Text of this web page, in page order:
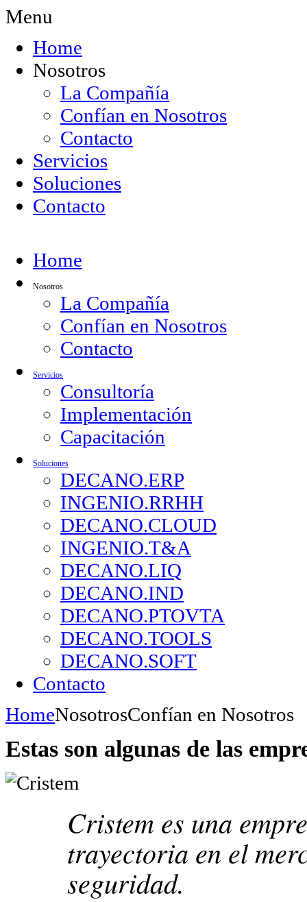
Menu
Home
Nosotros
La Compañía
Confían en Nosotros
Contacto
Servicios
Soluciones
Contacto
Home
Nosotros
La Compañía
Confían en Nosotros
Contacto
Servicios
Consultoría
Implementación
Capacitación
Soluciones
DECANO.ERP
INGENIO.RRHH
DECANO.CLOUD
INGENIO.T&A
DECANO.LIQ
DECANO.IND
DECANO.PTOVTA
DECANO.TOOLS
DECANO.SOFT
Contacto
HomeNosotrosConfían en Nosotros
Estas son algunas de las
Cristem es una
trayectoria en el
seguridad.